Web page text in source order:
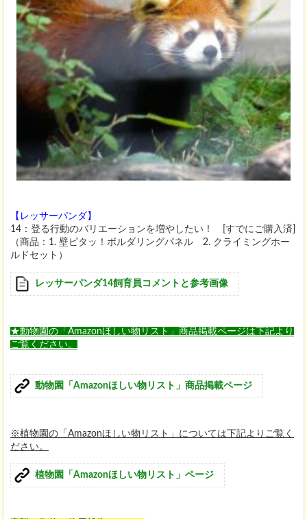
【レッサーパンダ】
14：登る行動のバリエーションを増やしたい！ [すでにご購入済]
（商品：1. 壁ピタッ！ボルダリングパネル 2. クライミングホー
ルドセット）
レッサーパンダ14飼育員コメントと参考画像
★動物園の「Amazonほしい物リスト」商品掲載ページは下記より
ご覧ください。
動物園「Amazonほしい物リスト」商品掲載ページ
※植物園の「Amazonほしい物リスト」については下記よりご覧く
ださい。
植物園「Amazonほしい物リスト」ページ